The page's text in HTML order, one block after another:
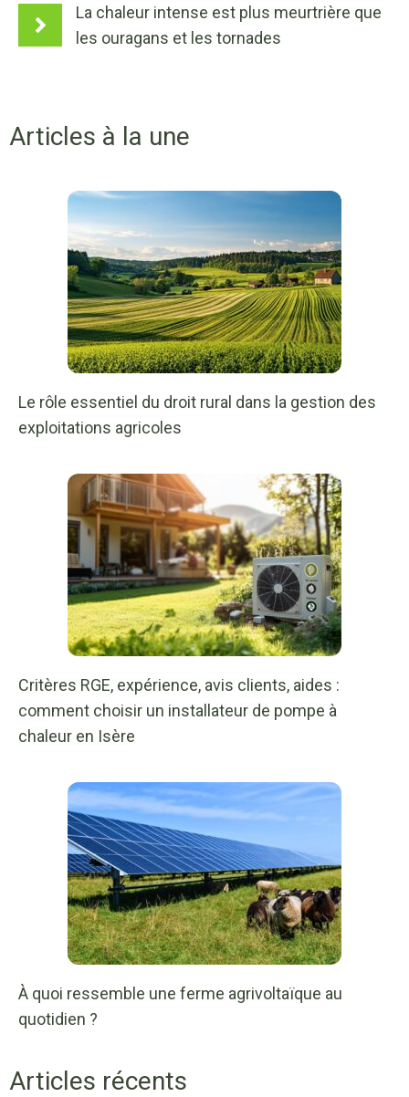
La chaleur intense est plus meurtrière que
les ouragans et les tornades
Articles à la une
Le rôle essentiel du droit rural dans la gestion des
exploitations agricoles
Critères RGE, expérience, avis clients, aides :
comment choisir un installateur de pompe à
chaleur en Isère
À quoi ressemble une ferme agrivoltaïque au
quotidien ?
Articles récents